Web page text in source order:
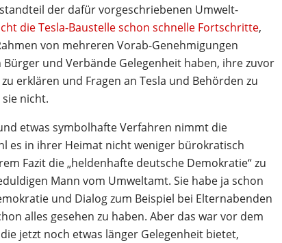
der dafür vorgeschriebenen Umwelt-
die Tesla-Baustelle schon schnelle Fortschritte,
von mehreren Vorab-Genehmigungen
und Verbände Gelegenheit haben, ihre zuvor
erklären und Fragen an Tesla und Behörden zu
nicht.
etwas symbolhafte Verfahren nimmt die
es in ihrer Heimat nicht weniger bürokratisch
Fazit die „heldenhafte deutsche Demokratie“ zu
Mann vom Umweltamt. Sie habe ja schon
und Dialog zum Beispiel bei Elternabenden
alles gesehen zu haben. Aber das war vor dem
jetzt noch etwas länger Gelegenheit bietet,